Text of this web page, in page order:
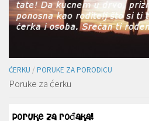
ĆERKU / PORUKE ZA PORODICU
Poruke za ćerku